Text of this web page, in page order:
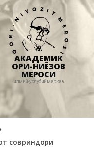
АКАДЕМИК
ҚОРИ-НИЁЗОВ
МЕРОСИ
илмий-услубий марказ
совриндори